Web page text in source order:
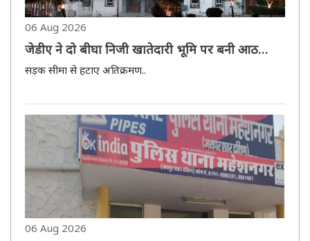
06 Aug 2026
जेडीए ने दो बीघा निजी खातेदारी भूमि पर बनी आठ
अवैध विलाओं को किया ध्वस्त
सड़क सीमा से हटाए अतिक्रमण..
06 Aug 2026